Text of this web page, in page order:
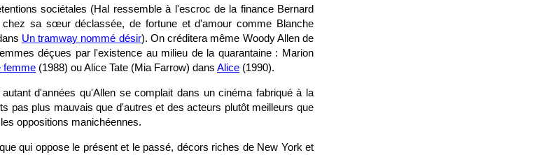
sociétales (Hal ressemble à l'escroc de la finance Bernard
sa sœur déclassée, de fortune et d'amour comme Blanche
Un tramway nommé désir). On créditera même Woody Allen de
déçues par l'existence au milieu de la quarantaine : Marion
femme (1988) ou Alice Tate (Mia Farrow) dans Alice (1990).
d'années qu'Allen se complait dans un cinéma fabriqué à la
pas plus mauvais que d'autres et des acteurs plutôt meilleurs que
oppositions manichéennes.
qui oppose le présent et le passé, décors riches de New York et